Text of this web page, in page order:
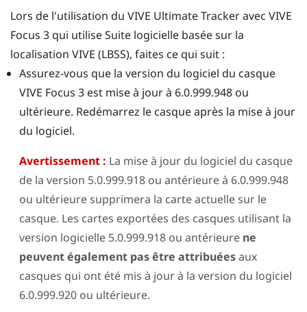
Lors de l'utilisation du VIVE Ultimate Trackeravec VIVE
Focus 3 qui utiliseSuite logicielle basée sur la
localisation VIVE (LBSS), faites ce qui suit :
Assurez-vous que la version du logiciel du casque
VIVE Focus 3est mise à jour à 6.0.999.948 ou
ultérieure. Redémarrez le casque après la mise à jour
du logiciel.
Avertissement : La mise à jour du logiciel du casque
de la version 5.0.999.918 ou antérieure à 6.0.999.948
ou ultérieure supprimera la carte actuelle sur le
casque. Les cartes exportées des casques utilisant la
version logicielle 5.0.999.918 ou antérieure ne
peuvent également pas être attribuéesaux
casques qui ont été mis à jour à la version du logiciel
6.0.999.920 ou ultérieure.